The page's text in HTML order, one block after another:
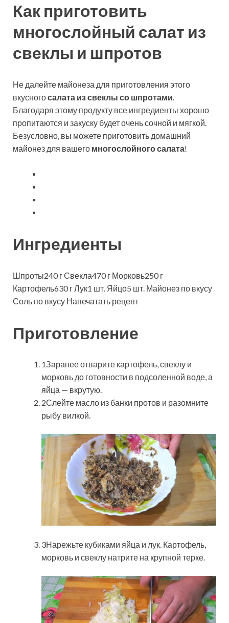
Как приготовить
многослойный салат из
свеклы и шпротов
Не далейте майонеза для приготовления этого
вкусногосалата из свеклы со шпротами.
Благодаря этому продукту все ингредиенты хорошо
пропитаются и закуску будет очень сочной и мягкой.
Безусловно, вы можете приготовить домашний
майонез для вашего многослойного салата!
Ингредиенты
Шпроты240 г Свекла470 г Морковь250 г
Картофель630 г Лук1 шт. Яйцо5 шт. Майонез по вкусу
Соль по вкусу Напечатать рецепт
Приготовление
1Заранее отварите картофель, свеклу и
морковь до готовности в подсоленной воде, а
яйца — вкрутую.
2Слейте масло из банки протов и разомните
рыбу вилкой.
3Нарежьте кубиками яйца и лук. Картофель,
морковь и свеклу натрите на крупной терке.